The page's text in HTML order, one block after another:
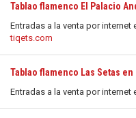
Tablao flamenco El Palacio
Entradas a la venta por internet
tiqets.com
Tablao flamenco Las Setas
Entradas a la venta por internet